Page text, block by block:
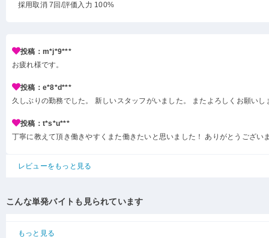
採用取消 7回 /評価入力 100%
投稿：m*j*9***
お疲れ様です。
投稿：e*8*d***
久しぶりの勤務でした。 新しいスタッフがいました。 またよろしくお願いし
投稿：t*s*u***
丁寧に教えて頂き働きやすくまた働きたいと思いました！ ありがとうござい
レビューをもっと見る
こんな単発バイトも見られています
もっと見る